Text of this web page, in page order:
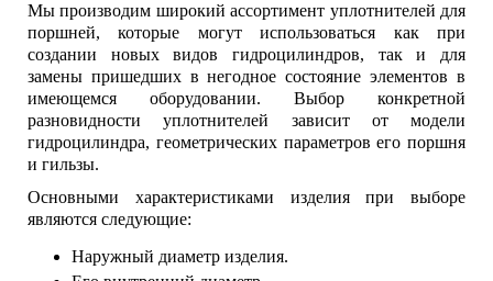
Мы производим широкий ассортимент уплотнителей для
поршней, которые могут использоваться как при
создании новых видов гидроцилиндров, так и для
замены пришедших в негодное состояние элементов в
имеющемся оборудовании. Выбор конкретной
разновидности уплотнителей зависит от модели
гидроцилиндра, геометрических параметров его поршня
и гильзы.
Основными характеристиками изделия при выборе
являются следующие:
Наружный диаметр изделия.